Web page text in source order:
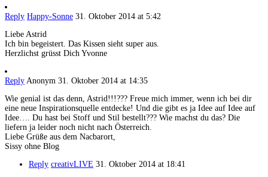
Reply Happy-Sonne 31. Oktober 2014 at 5:42
Liebe Astrid
Ich bin begeistert. Das Kissen sieht super aus.
Herzlichst grüsst Dich Yvonne
Reply Anonym 31. Oktober 2014 at 14:35
Wie genial ist das denn, Astrid!!!??? Freue mich immer, wenn ich bei dir
eine neue Inspirationsquelle entdecke! Und die gibt es ja Idee auf Idee auf
Idee…. Du hast bei Stoff und Stil bestellt??? Wie machst du das? Die
liefern ja leider noch nicht nach Österreich.
Liebe Grüße aus dem Nacbarort,
Sissy ohne Blog
Reply creativLIVE 31. Oktober 2014 at 18:41